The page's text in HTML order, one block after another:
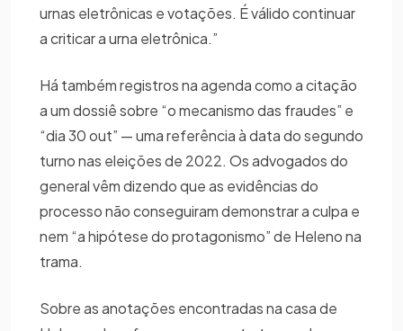
urnas eletrônicas e votações. É válido continuar
a criticar a urna eletrônica.”
Há também registros na agenda como a citação
a um dossiê sobre “o mecanismo das fraudes” e
“dia 30 out” — uma referência à data do segundo
turno nas eleições de 2022. Os advogados do
general vêm dizendo que as evidências do
processo não conseguiram demonstrar a culpa e
nem “a hipótese do protagonismo” de Heleno na
trama.
Sobre as anotações encontradas na casa de